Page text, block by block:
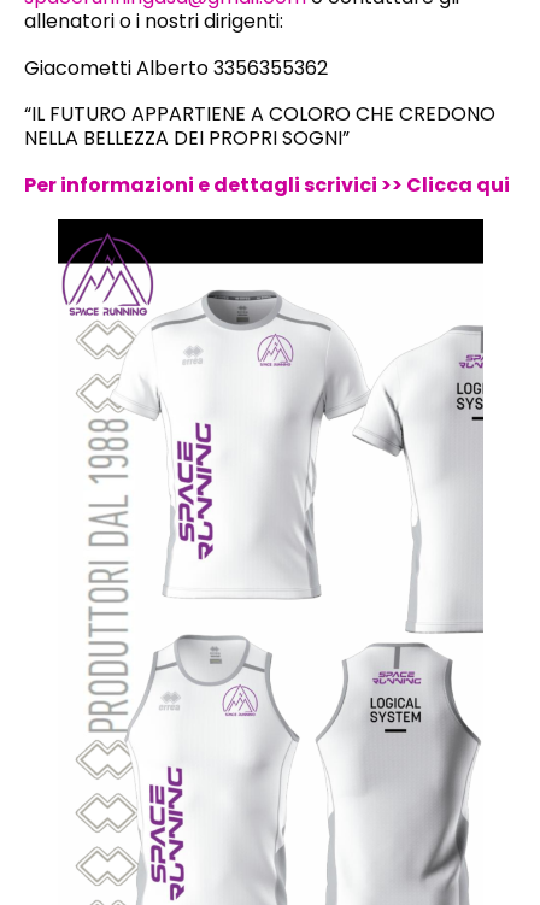
allenatori o i nostri dirigenti:
Giacometti Alberto 3356355362
“IL FUTURO APPARTIENE A COLORO CHE CREDONO
NELLA BELLEZZA DEI PROPRI SOGNI”
Per informazioni e dettagli scrivici >> Clicca qui